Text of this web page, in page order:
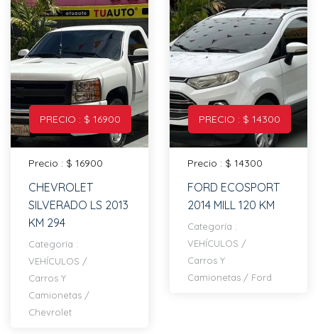
PRECIO : $ 16900
Precio : $ 16900
CHEVROLET
SILVERADO LS 2013
KM 294
Categoría :
VEHÍCULOS /
Carros Y
Camionetas /
Chevrolet
PRECIO : $ 14300
Precio : $ 14300
FORD ECOSPORT
2014 MILL 120 KM
Categoría :
VEHÍCULOS /
Carros Y
Camionetas / Ford